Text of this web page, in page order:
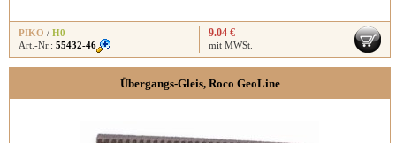
PIKO / H0
Art.-Nr.: 55432-46
9.04 €
mit MWSt.
Übergangs-Gleis, Roco GeoLine